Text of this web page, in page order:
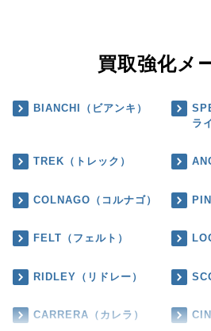
買取強化メ
BIANCHI（ビアンキ）
ラ
TREK（トレック）
COLNAGO（コルナゴ）
FELT（フェルト）
RIDLEY（リドレー）
CARRERA（カレラ）